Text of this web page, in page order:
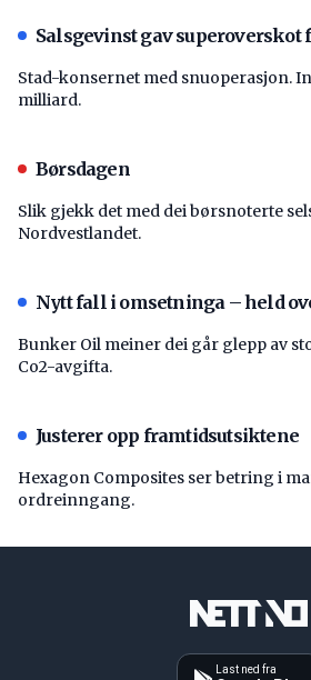
Salsgevinst gav superoverskot
Stad-konsernet med snuoperasjon.
milliard.
Børsdagen
Slik gjekk det med dei børsnoterte
Nordvestlandet.
Nytt fall i omsetninga – held
Bunker Oil meiner dei går glepp av
Co2-avgifta.
Justerer opp framtidsutsiktene
Hexagon Composites ser betring i
ordreinngang.
Last ned fra